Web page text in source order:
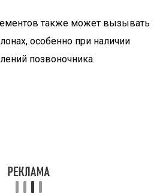
также может вызывать
особенно при наличии
позвоночника.